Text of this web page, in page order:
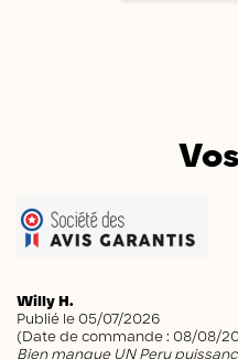
Willy H.
Publié le 05/07/2026
(Date de commande : 08/08/
Bien manque UN Peru